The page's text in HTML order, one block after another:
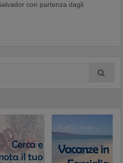
con partenza dagli